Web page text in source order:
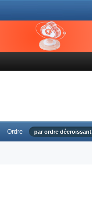
Ordre par ordre décroissant